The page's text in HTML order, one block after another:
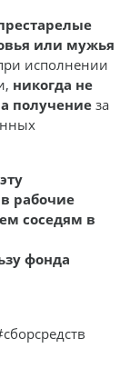
или мужья
исполнении
никогда не
получение за
рабочие
соседям в
фонда